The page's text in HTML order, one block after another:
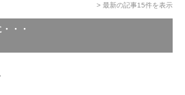
> 最新の記事15件を表示
・・